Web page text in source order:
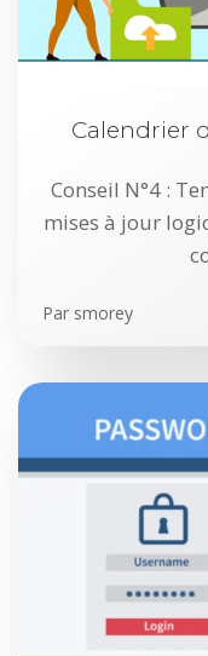
Calendrier
Conseil N°4 :
mises à jour
Par smorey